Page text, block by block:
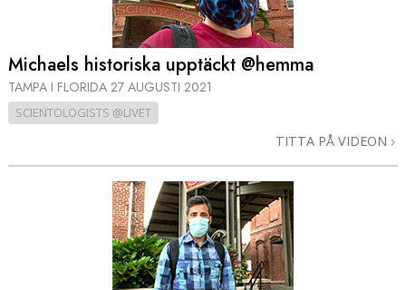
Michaels historiska upptäckt @hemma
TAMPA I FLORIDA 27 AUGUSTI 2021
SCIENTOLOGISTS @LIVET
TITTA PÅ VIDEON